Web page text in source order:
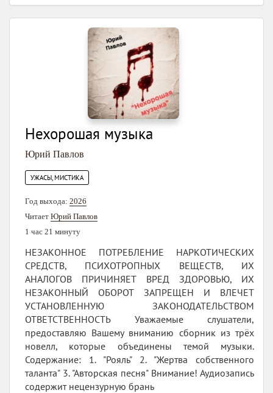
Нехорошая музыка
Юрий Павлов
УЖАСЫ, МИСТИКА
Год выхода: 2026
Читает Юрий Павлов
1 час 21 минуту
НЕЗАКОННОЕ ПОТРЕБЛЕНИЕ НАРКОТИЧЕСКИХ
СРЕДСТВ, ПСИХОТРОПНЫХ ВЕЩЕСТВ, ИХ
АНАЛОГОВ ПРИЧИНЯЕТ ВРЕД ЗДОРОВЬЮ, ИХ
НЕЗАКОННЫЙ ОБОРОТ ЗАПРЕЩЕН И ВЛЕЧЕТ
УСТАНОВЛЕННУЮ ЗАКОНОДАТЕЛЬСТВОМ
ОТВЕТСТВЕННОСТЬ Уважаемые слушатели,
предоставляю Вашему вниманию сборник из трёх
новелл, которые объединены темой музыки.
Содержание: 1. "Рояль" 2. "Жертва собственного
таланта" 3. "Авторская песня" Внимание! Аудиозапись
содержит нецензурную брань